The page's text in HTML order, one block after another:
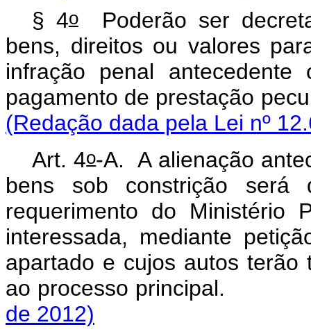
§ 4oPoderão ser
bens, direitos ou valores
infração penal
pagamento de
(Redação dada pela Lei nº
Art. 4o-A. A alienação
bens sob constrição
requerimento do Ministério
interessada, mediante
apartado e cujos autos terão
ao processo
de 2012)